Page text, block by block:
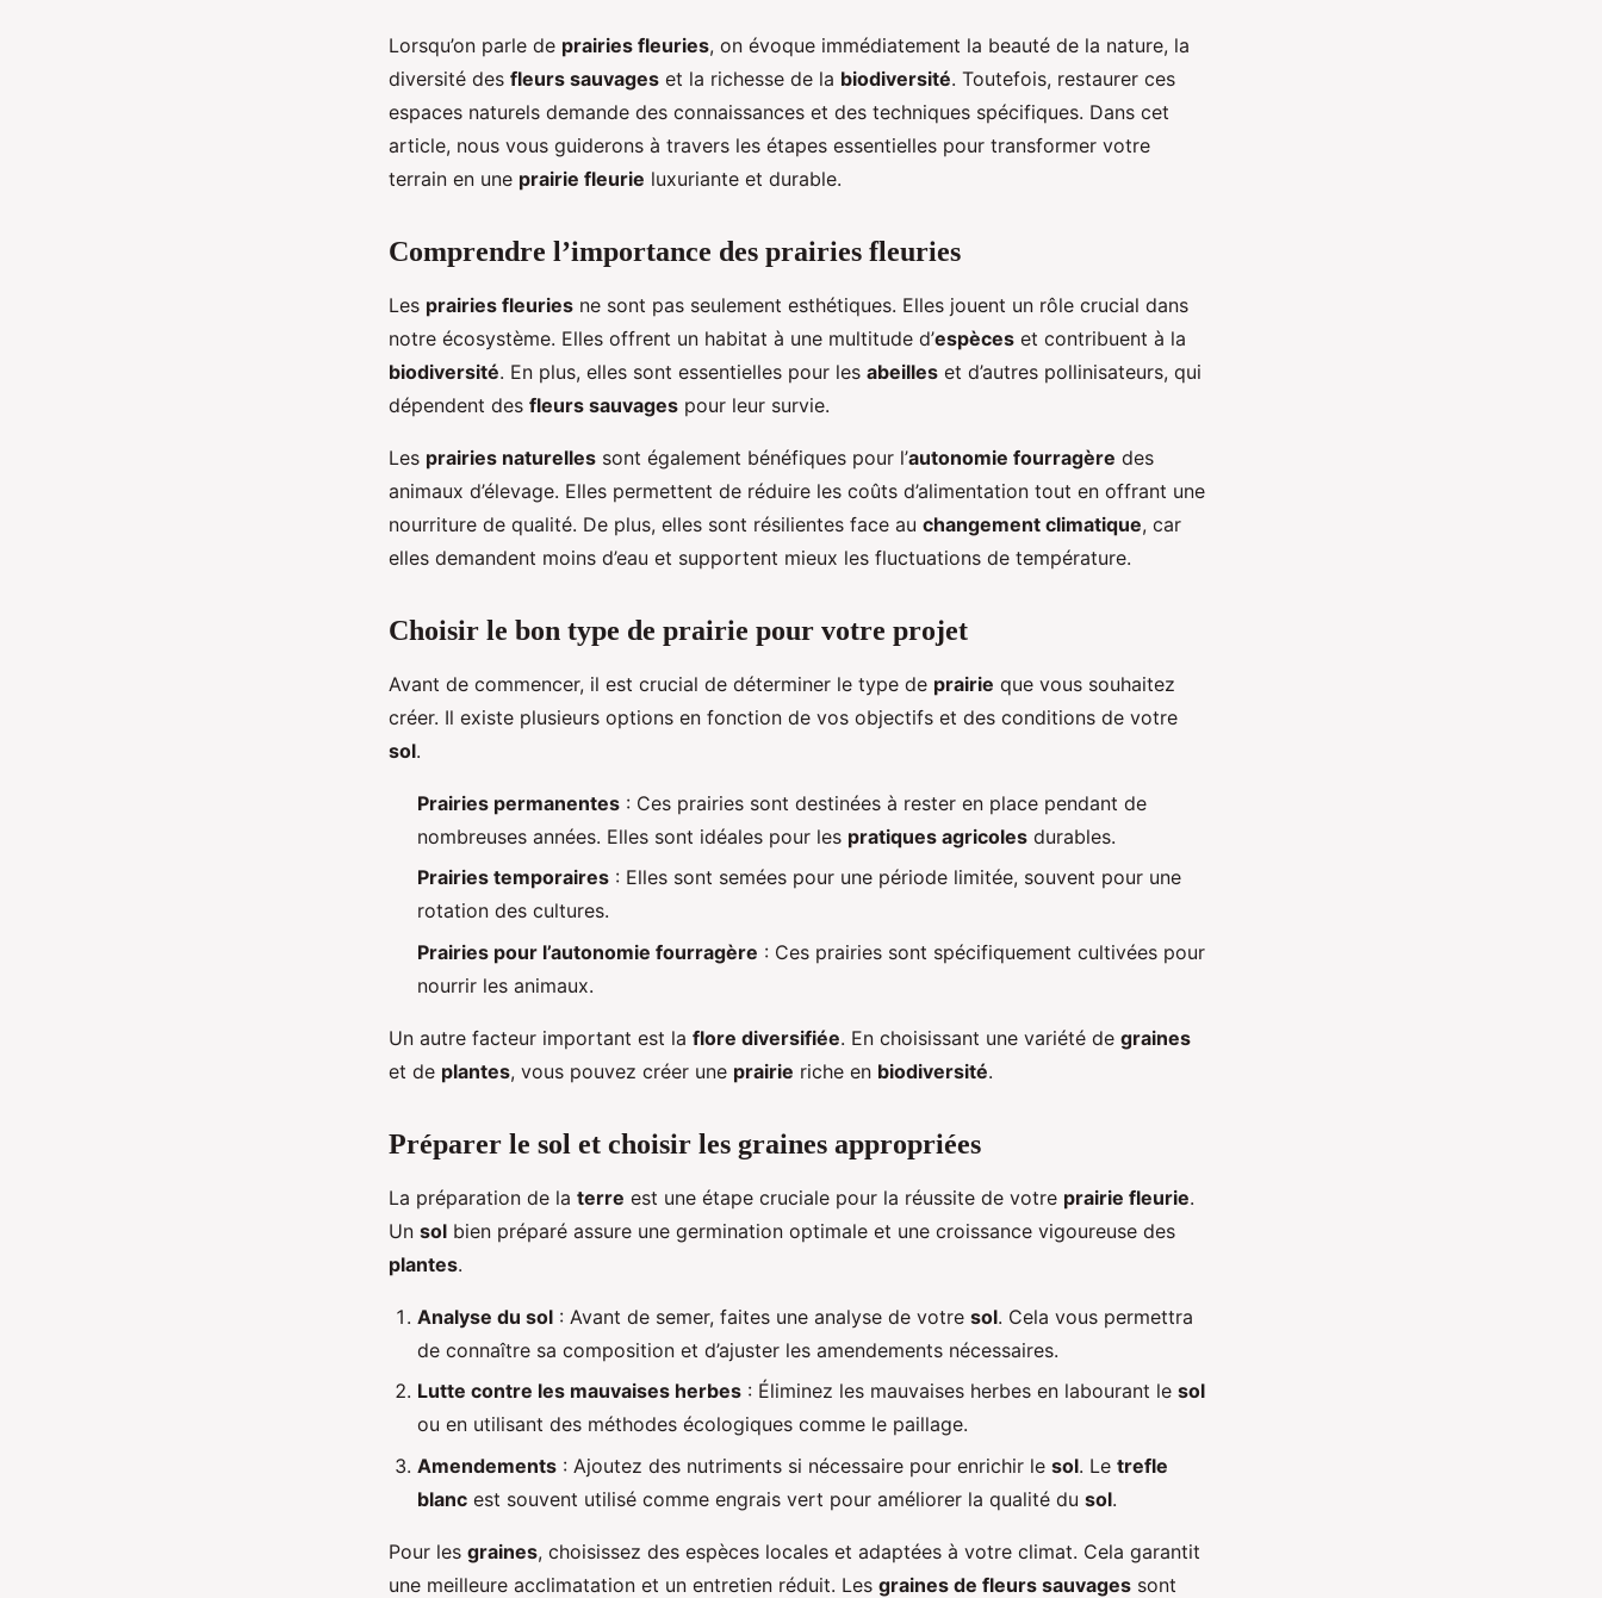
Quelle est la meilleure méthode pour
restaurer les prairies fleuries ?
Lorsqu’on parle de prairies fleuries, on évoque immédiatement la beauté de la nature, la
diversité des fleurs sauvages et la richesse de la biodiversité. Toutefois, restaurer ces
espaces naturels demande des connaissances et des techniques spécifiques. Dans cet
article, nous vous guiderons à travers les étapes essentielles pour transformer votre
terrain en une prairie fleurie luxuriante et durable.
Comprendre l’importance des prairies fleuries
Les prairies fleuries ne sont pas seulement esthétiques. Elles jouent un rôle crucial dans
notre écosystème. Elles offrent un habitat à une multitude d’espèces et contribuent à la
biodiversité. En plus, elles sont essentielles pour les abeilles et d’autres pollinisateurs, qui
dépendent des fleurs sauvages pour leur survie.
Les prairies naturelles sont également bénéfiques pour l’autonomie fourragère des
animaux d’élevage. Elles permettent de réduire les coûts d’alimentation tout en offrant une
nourriture de qualité. De plus, elles sont résilientes face au changement climatique, car
elles demandent moins d’eau et supportent mieux les fluctuations de température.
Choisir le bon type de prairie pour votre projet
Avant de commencer, il est crucial de déterminer le type de prairie que vous souhaitez
créer. Il existe plusieurs options en fonction de vos objectifs et des conditions de votre
sol.
Prairies permanentes : Ces prairies sont destinées à rester en place pendant de
nombreuses années. Elles sont idéales pour les pratiques agricoles durables.
Prairies temporaires : Elles sont semées pour une période limitée, souvent pour une
rotation des cultures.
Prairies pour l’autonomie fourragère : Ces prairies sont spécifiquement cultivées pour
nourrir les animaux.
Un autre facteur important est la flore diversifiée. En choisissant une variété de graines
et de plantes, vous pouvez créer une prairie riche en biodiversité.
Préparer le sol et choisir les graines appropriées
La préparation de la terre est une étape cruciale pour la réussite de votre prairie fleurie.
Un sol bien préparé assure une germination optimale et une croissance vigoureuse des
plantes.
Analyse du sol : Avant de semer, faites une analyse de votre sol. Cela vous permettra
de connaître sa composition et d’ajuster les amendements nécessaires.
Lutte contre les mauvaises herbes : Éliminez les mauvaises herbes en labourant le sol
ou en utilisant des méthodes écologiques comme le paillage.
Amendements : Ajoutez des nutriments si nécessaire pour enrichir le sol. Le trefle
blanc est souvent utilisé comme engrais vert pour améliorer la qualité du sol.
Pour les graines, choisissez des espèces locales et adaptées à votre climat. Cela garantit
une meilleure acclimatation et un entretien réduit. Les graines de fleurs sauvages sont